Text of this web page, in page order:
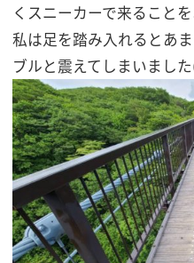
くスニーカーで来ること
私は足を踏み入れるとあ
ブルと震えてしまいまし